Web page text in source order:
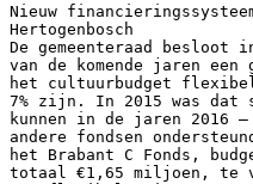
Nieuw
Hertogenbosch
De gemeenteraad besloot
van de komende jaren een
het cultuurbudget
7% zijn. In 2015 was dat
kunnen in de jaren 2016
andere fondsen
het Brabant C Fonds,
totaal €1,65 miljoen, te